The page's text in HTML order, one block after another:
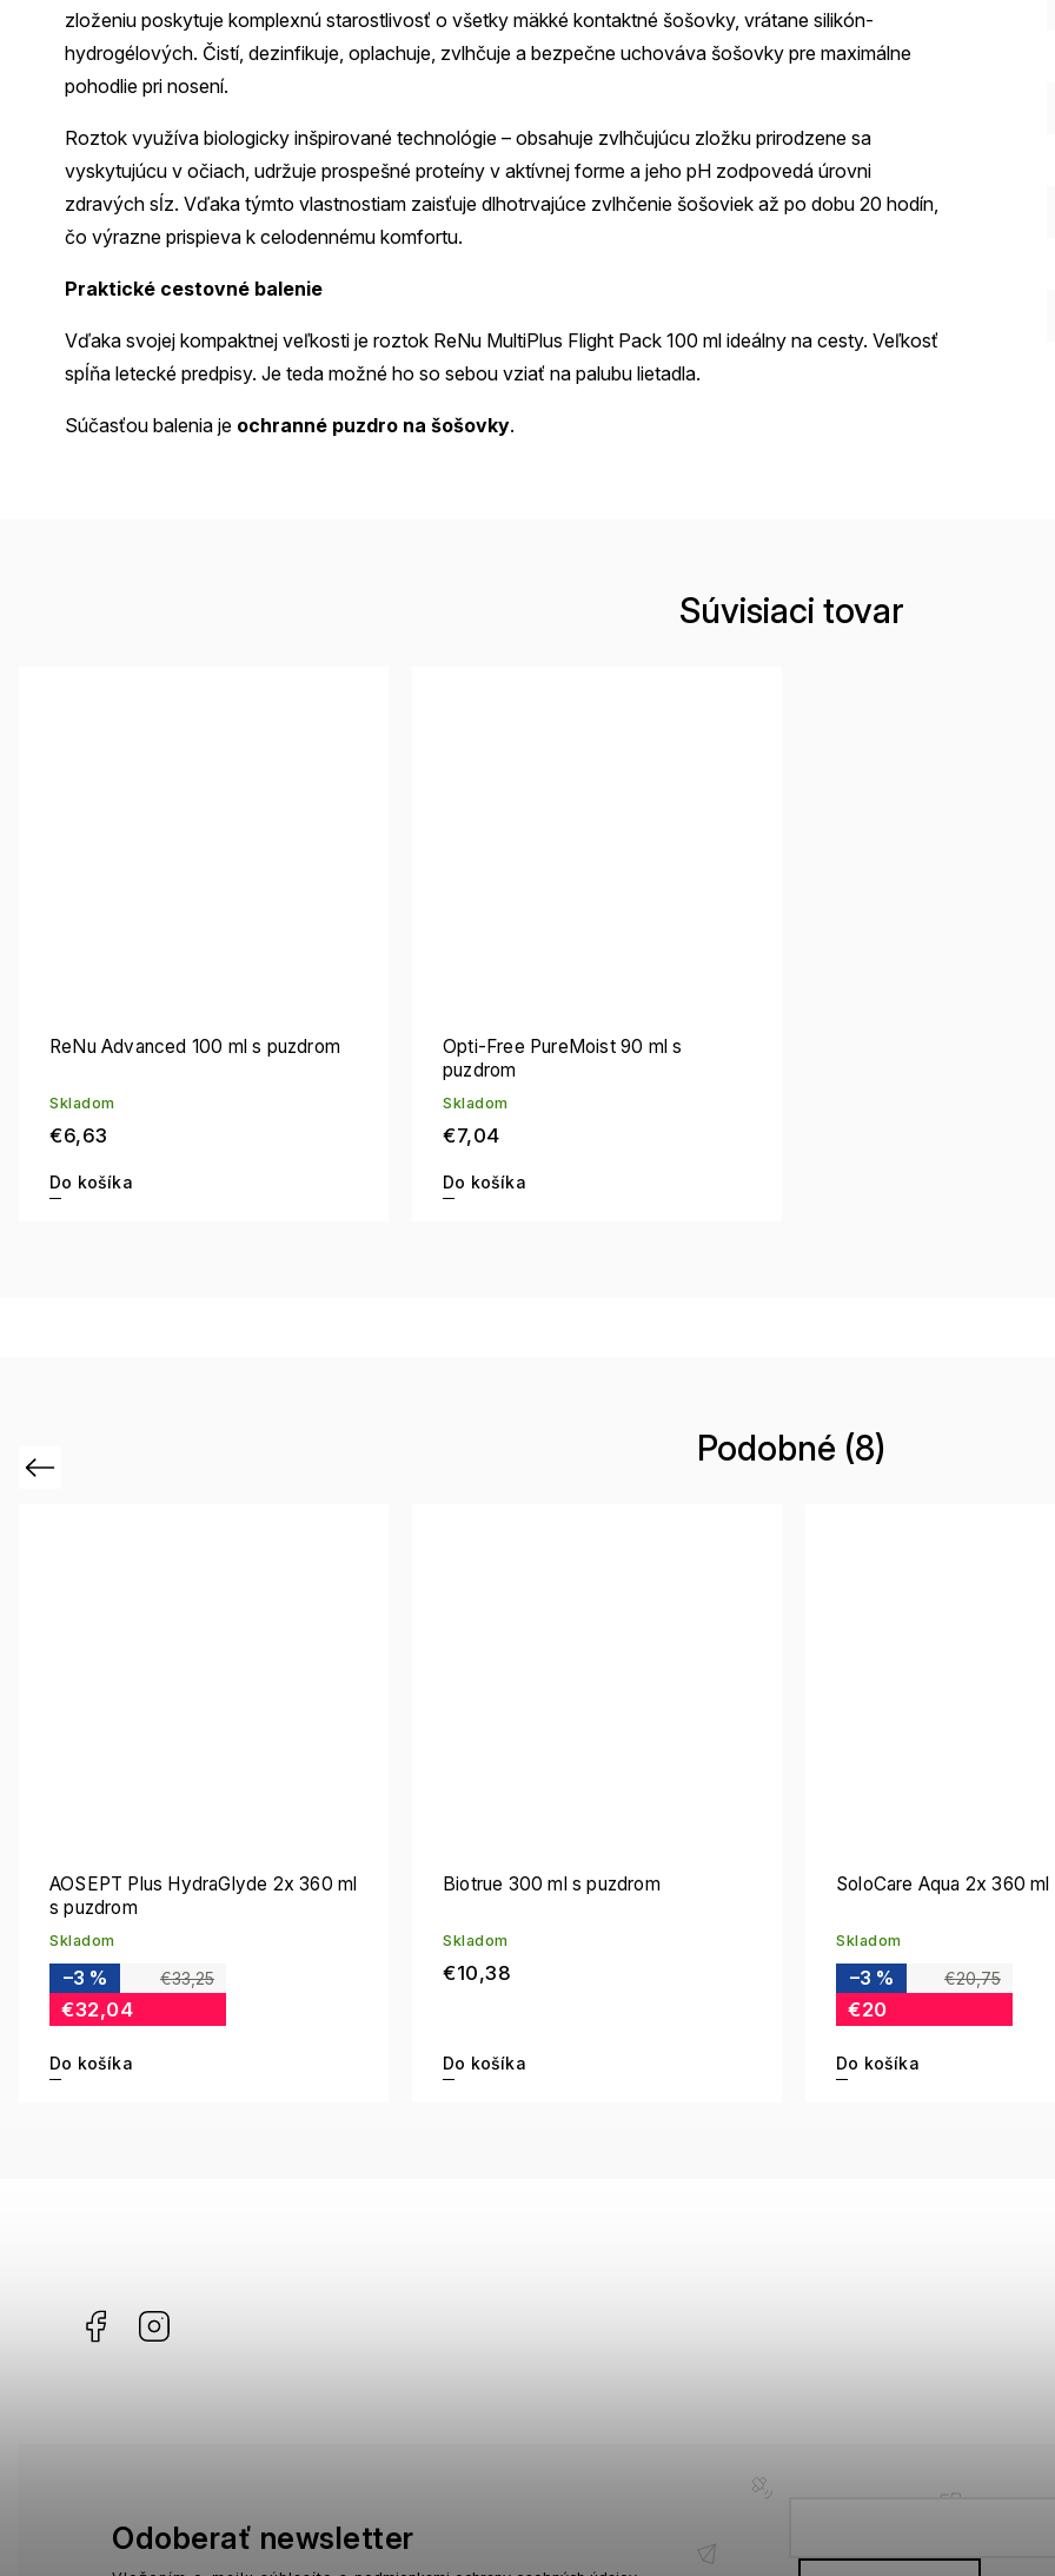
zloženiu poskytuje komplexnú starostlivosť o všetky mäkké kontaktné šošovky, vrátane silikón-
hydrogélových. Čistí, dezinfikuje, oplachuje, zvlhčuje a bezpečne uchováva šošovky pre maximálne
pohodlie pri nosení.
Roztok využíva biologicky inšpirované technológie – obsahuje zvlhčujúcu zložku prirodzene sa
vyskytujúcu v očiach, udržuje prospešné proteíny v aktívnej forme a jeho pH zodpovedá úrovni
zdravých sĺz. Vďaka týmto vlastnostiam zaisťuje dlhotrvajúce zvlhčenie šošoviek až po dobu 20 hodín,
čo výrazne prispieva k celodennému komfortu.
Praktické cestovné balenie
Vďaka svojej kompaktnej veľkosti je roztok ReNu MultiPlus Flight Pack 100 ml ideálny na cesty. Veľkosť
spĺňa letecké predpisy. Je teda možné ho so sebou vziať na palubu lietadla.
Súčasťou balenia je ochranné puzdro na šošovky.
Súvisiaci tovar
ReNu Advanced 100 ml s puzdrom
Skladom
€6,63
Do košíka
Opti-Free PureMoist 90 ml s
puzdrom
Skladom
€7,04
Do košíka
Podobné (8)
Previous
AOSEPT Plus HydraGlyde 2x 360 ml
s puzdrom
Skladom
€33,25
–3 %
€32,04
Do košíka
Biotrue 300 ml s puzdrom
Skladom
€10,38
Do košíka
SoloCare Aqua 2x 360
Skladom
€20,75
–3 %
€20
Do košíka
Facebook
Odoberať newsletter